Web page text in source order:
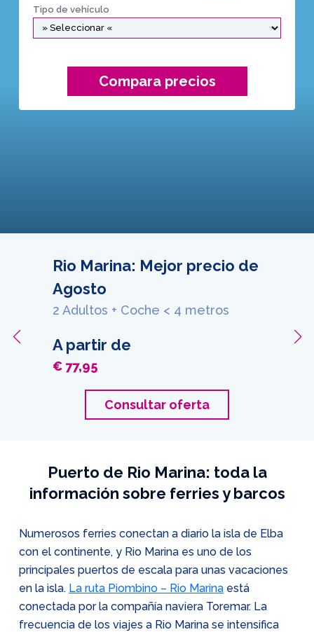
Tipo de vehículo
Compara precios
Rio Marina: Mejor precio de
Agosto
2 Adultos + Coche < 4 metros
A partir de
€ 77,95
Consultar oferta
Puerto de Rio Marina: toda la
información sobre ferries y barcos
Numerosos ferries conectan a diario la isla de Elba
con el continente, y Rio Marina es uno de los
principales puertos de escala para unas vacaciones
en la isla. La ruta Piombino – Rio Marina está
conectada por la compañía naviera Toremar. La
frecuencia de los viajes a Rio Marina se intensifica